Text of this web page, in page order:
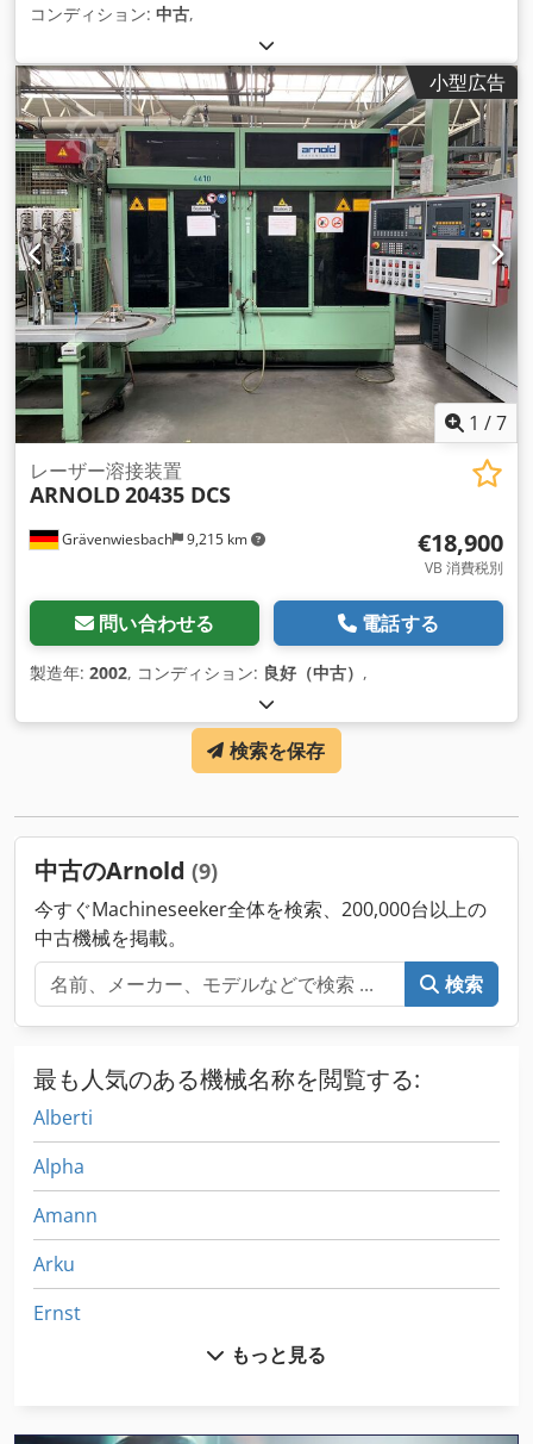
コンディション: 中古,
小型広告
1 /7
Grävenwiesbach 9,215 km
レーザー溶接装置
ARNOLD20435 DCS
€18,900
VB 消費税別
問い合わせる 電話する
製造年: 2002, コンディション: 良好（中古） ,
検索を保存
中古のArnold (9)
今すぐMachineseeker全体を検索、200,000台以上の
中古機械を掲載。
検索
最も人気のある機械名称を閲覧する:
Alberti
Alpha
Amann
Arku
Ernst
もっと見る